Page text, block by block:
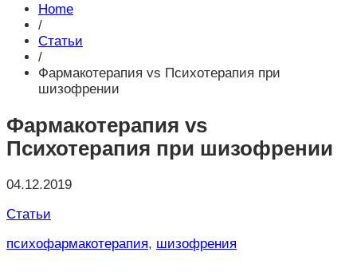
Home
/
Статьи
/
Фармакотерапия vs Психотерапия при
шизофрении
Фармакотерапия vs
Психотерапия при шизофрении
04.12.2019
Статьи
психофармакотерапия, шизофрения